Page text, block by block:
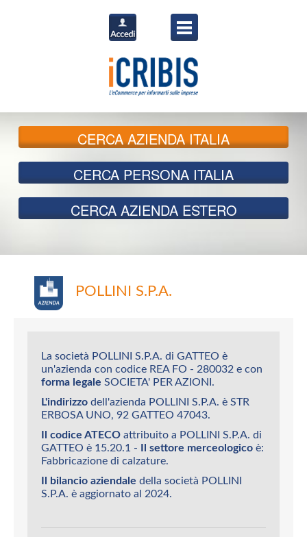
CERCAAZIENDA ITALIA
CERCA PERSONA ITALIA
CERCA AZIENDA ESTERO
POLLINI S.P.A.
La società POLLINI S.P.A. di GATTEO è
un'azienda con codice REA FO - 280032 e con
forma legale SOCIETA' PER AZIONI.
L'indirizzo dell'azienda POLLINI S.P.A. è STR
ERBOSA UNO, 92 GATTEO 47043.
Il codice ATECO attribuito a POLLINI S.P.A. di
GATTEO è 15.20.1 - Il settore merceologico è:
Fabbricazione di calzature.
Il bilancio aziendale della società POLLINI
S.P.A. è aggiornato al 2024.